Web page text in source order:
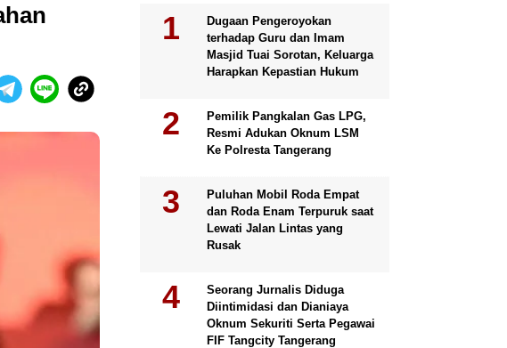
Dugaan Pengeroyokan
terhadap Guru dan Imam
Masjid Tuai Sorotan, Keluarga
Harapkan Kepastian Hukum
Pemilik Pangkalan Gas LPG,
Resmi Adukan Oknum LSM
Ke Polresta Tangerang
Puluhan Mobil Roda Empat
dan Roda Enam Terpuruk saat
Lewati Jalan Lintas yang
Rusak
Seorang Jurnalis Diduga
Diintimidasi dan Dianiaya
Oknum Sekuriti Serta Pegawai
FIF Tangcity Tangerang